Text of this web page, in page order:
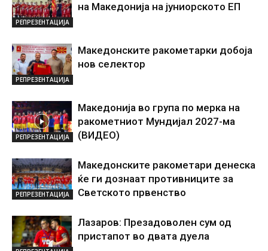
РЕПРЕЗЕНТАЦИЈА
на Македонија на јуниорското ЕП
РЕПРЕЗЕНТАЦИЈА
Македонските ракометарки добоја
нов селектор
РЕПРЕЗЕНТАЦИЈА
Македонија во група по мерка на
ракометниот Мундијал 2027-ма
(ВИДЕО)
РЕПРЕЗЕНТАЦИЈА
Македонските ракометари денеска
ќе ги дознаат противниците за
Светското првенство
Лазаров: Презадоволен сум од
пристапот во двата дуела